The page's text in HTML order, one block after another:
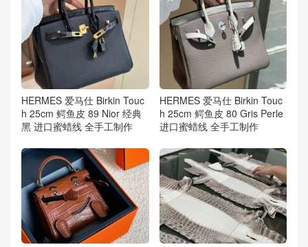
HERMES 爱马仕 Birkin Touc
h 25cm 鳄鱼皮 89 Nior 经典
黑 进口蜜蜡线 全手工制作
HERMES 爱马仕 Birkin Touc
h 25cm 鳄鱼皮 80 Gris Perle
进口蜜蜡线 全手工制作